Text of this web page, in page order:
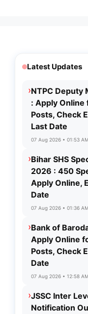
Latest Updates
›NTPC Deputy
: Apply Online
Posts, Check
Last Date
07 Aug 2026 • 01:53 AM
›Bihar SHS
2026 : 450
Apply Online,
Date
07 Aug 2026 • 01:36 AM
›Bank of
Apply Online
Posts, Check
Date
07 Aug 2026 • 12:58 AM
›JSSC Inter
Notification